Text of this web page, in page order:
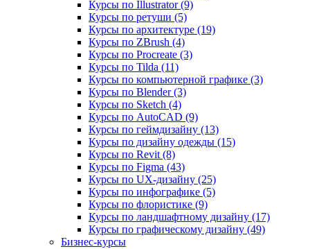
Курсы по Illustrator (9)
Курсы по ретуши (5)
Курсы по архитектуре (19)
Курсы по ZBrush (4)
Курсы по Procreate (3)
Курсы по Tilda (11)
Курсы по компьютерной графике (3)
Курсы по Blender (3)
Курсы по Sketch (4)
Курсы по AutoCAD (9)
Курсы по геймдизайну (13)
Курсы по дизайну одежды (15)
Курсы по Revit (8)
Курсы по Figma (43)
Курсы по UX‑дизайну (25)
Курсы по инфографике (5)
Курсы по флористике (9)
Курсы по ландшафтному дизайну (17)
Курсы по графическому дизайну (49)
Бизнес-курсы